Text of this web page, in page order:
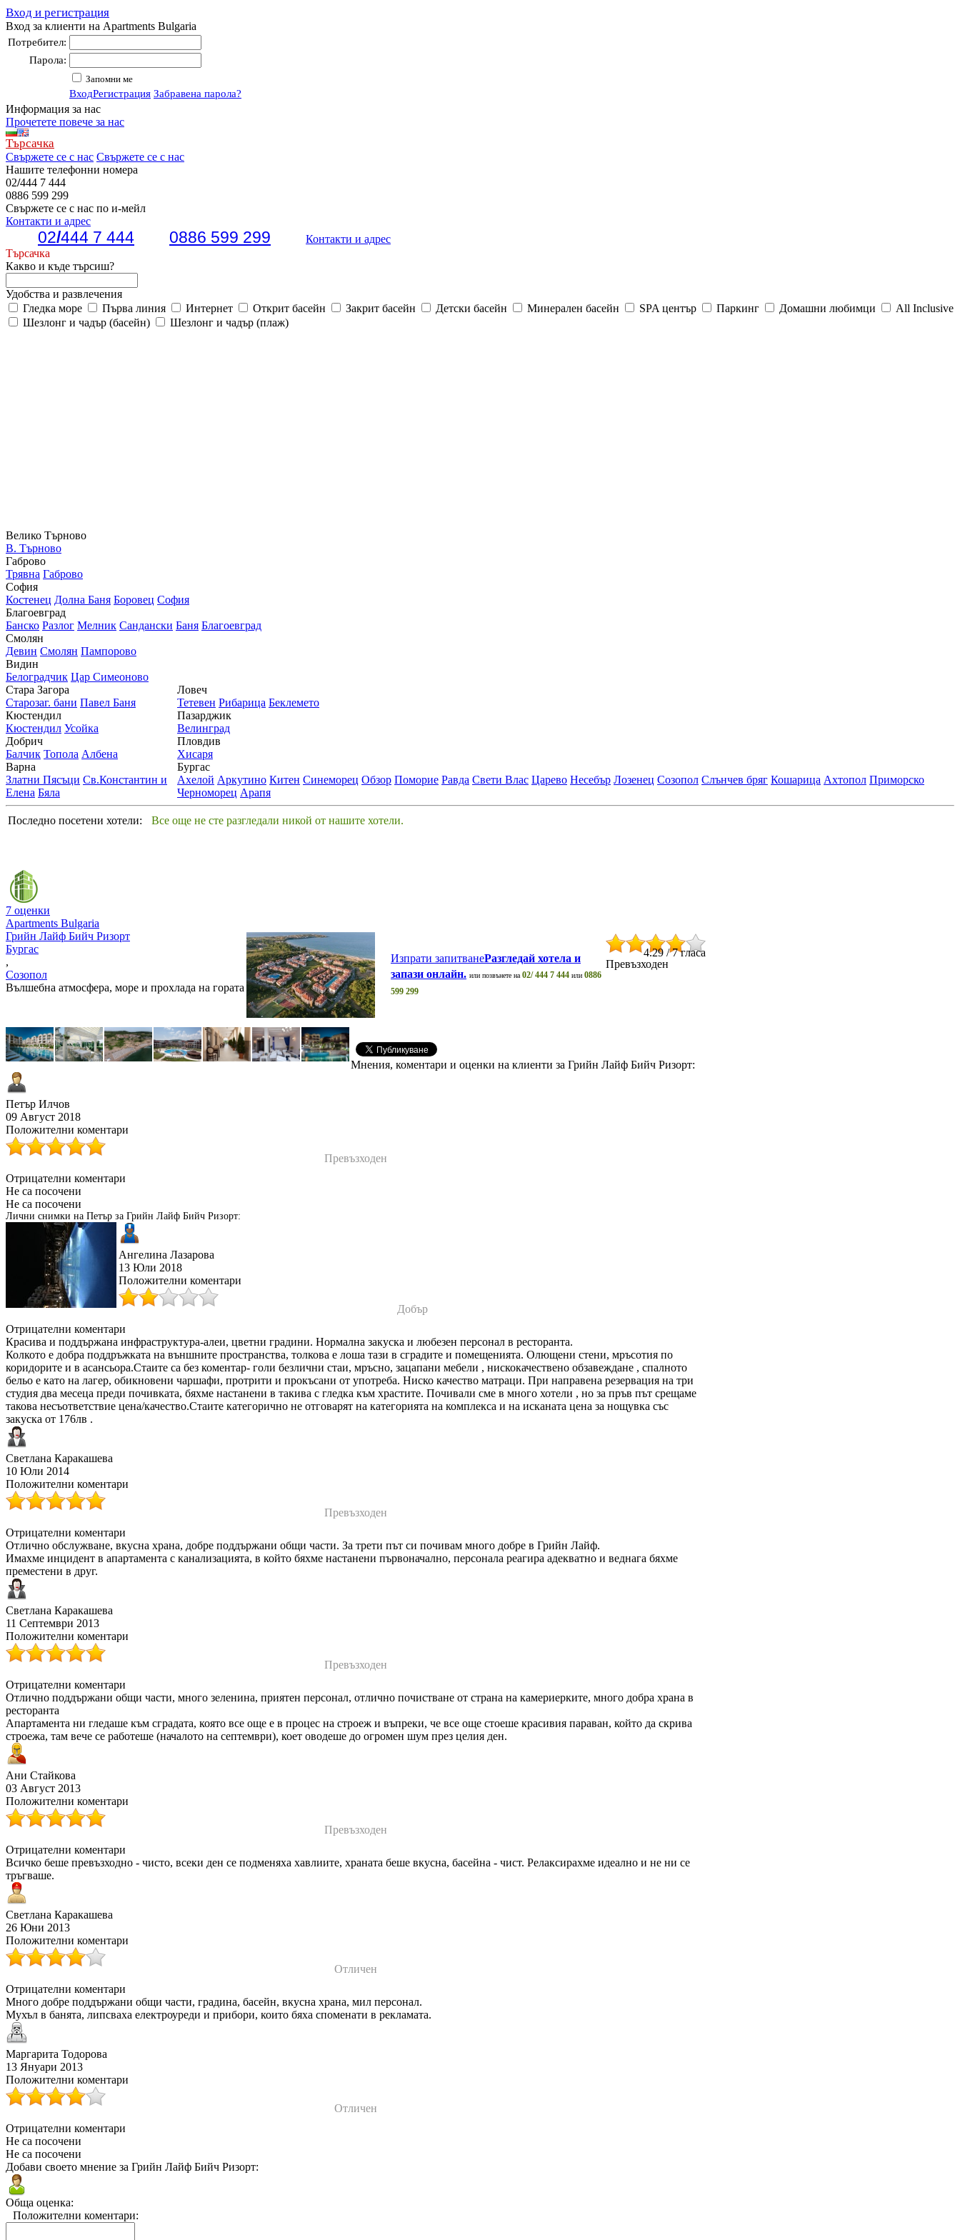
Вход и регистрация
Вход за клиенти на Apartments Bulgaria
Потребител:
Парола:
Запомни ме
ВходРегистрация Забравена парола?
Информация за нас
Прочетете повече за нас
Търсачка
Свържете се с нас Свържете се с нас
Нашите телефонни номера
02/444 7 444
0886 599 299
Свържете се с нас по и-мейл
Контакти и адрес
02/444 7 444 0886 599 299
Контакти и адрес
Търсачка
Какво и къде търсиш?
Удобства и развлечения
Гледка море
Първа линия Интернет Открит басейн Закрит басейн Детски басейн Минерален басейн SPA център Паркинг Домашни любимци
All Inclusive
Шезлонг и чадър (басейн)
Шезлонг и чадър (плаж)
Велико Търново
В. Търново
Габрово
Трявна Габрово
София
Костенец Долна Баня Боровец София
Благоевград
Банско Разлог Мелник Сандански Баня Благоевград
Смолян
Девин Смолян Пампорово
Видин
Белоградчик Цар Симеоново
Стара Загора
Старозаг. бани Павел Баня
Кюстендил
Кюстендил Усойка
Добрич
Балчик Топола Албена
Варна
Златни Пясъци Св.Константин и
Елена Бяла
Ловеч
Тетевен Рибарица Беклемето
Пазарджик
Велинград
Пловдив
Хисаря
Бургас
Ахелой Аркутино Китен Синеморец Обзор Поморие Равда Свети Влас Царево Несебър Лозенец Созопол Слънчев бряг Кошарица Ахтопол Приморско
Черноморец Арапя
Последно посетени хотели: Все още не сте разгледали никой от нашите хотели.
7 оценки
Apartments Bulgaria
Грийн Лайф Бийч Ризорт
Бургас
,
Созопол
Вълшебна атмосфера, море и прохлада на гората
4.29 /7гласа
Превъзходен
Изпрати запитванеРазгледай хотела и
запази онлайн. или позвънете на 02/ 444 7 444 или 0886
599 299
Мнения, коментари и оценки на клиенти за Грийн Лайф Бийч Ризорт:
Петър Илчов
09 Август 2018
Положителни коментари
Превъзходен
Отрицателни коментари
Не са посочени
Не са посочени
Лични снимки на Петър за Грийн Лайф Бийч Ризорт:
Ангелина Лазарова
13 Юли 2018
Положителни коментари
Добър
Отрицателни коментари
Красива и поддържана инфраструктура-алеи, цветни градини. Нормална закуска и любезен персонал в ресторанта.
Колкото е добра поддръжката на външните пространства, толкова е лоша тази в сградите и помещенията. Олющени стени, мръсотия по
коридорите и в асансьора.Стаите са без коментар- голи безлични стаи, мръсно, зацапани мебели , нискокачествено обзавеждане , спалното
бельо е като на лагер, обикновени чаршафи, протрити и прокъсани от употреба. Ниско качество матраци. При направена резервация на три
студия два месеца преди почивката, бяхме настанени в такива с гледка към храстите. Почивали сме в много хотели , но за пръв път срещаме
такова несъответствие цена/качество.Стаите категорично не отговарят на категорията на комплекса и на исканата цена за нощувка със
закуска от 176лв .
Светлана Каракашева
10 Юли 2014
Положителни коментари
Превъзходен
Отрицателни коментари
Отлично обслужване, вкусна храна, добре поддържани общи части. За трети път си почивам много добре в Грийн Лайф.
Имахме инцидент в апартамента с канализацията, в който бяхме настанени първоначално, персонала реагира адекватно и веднага бяхме
преместени в друг.
Светлана Каракашева
11 Септември 2013
Положителни коментари
Превъзходен
Отрицателни коментари
Отлично поддържани общи части, много зеленина, приятен персонал, отлично почистване от страна на камериерките, много добра храна в
ресторанта
Апартамента ни гледаше към сградата, която все още е в процес на строеж и въпреки, че все още стоеше красивия параван, който да скрива
строежа, там вече се работеше (началото на септември), коет оводеше до огромен шум през целия ден.
Ани Стайкова
03 Август 2013
Положителни коментари
Превъзходен
Отрицателни коментари
Всичко беше превъзходно - чисто, всеки ден се подменяха хавлиите, храната беше вкусна, басейна - чист. Релаксирахме идеално и не ни се
тръгваше.
Светлана Каракашева
26 Юни 2013
Положителни коментари
Отличен
Отрицателни коментари
Много добре поддържани общи части, градина, басейн, вкусна храна, мил персонал.
Мухъл в банята, липсваха електроуреди и прибори, които бяха споменати в рекламата.
Маргарита Тодорова
13 Януари 2013
Положителни коментари
Отличен
Отрицателни коментари
Не са посочени
Не са посочени
Добави своето мнение за Грийн Лайф Бийч Ризорт:
Обща оценка:
Положителни коментари: